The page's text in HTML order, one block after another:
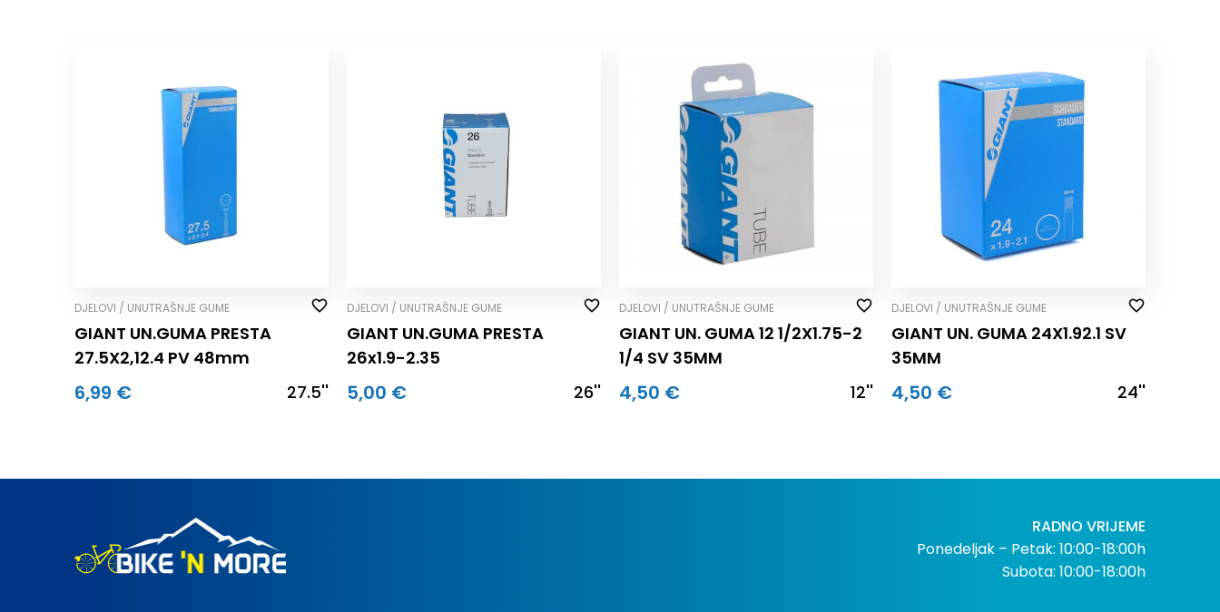
DJELOVI / UNUTRAŠNJE GUME
GIANT UN.GUMA PRESTA
27.5X2,12.4 PV 48mm
6,99 € 27.5''
DJELOVI / UNUTRAŠNJE GUME
GIANT UN.GUMA PRESTA
26x1.9-2.35
5,00 € 26''
DJELOVI / UNUTRAŠNJE GUME
GIANT UN. GUMA 12 1/2X1.75-2
1/4 SV 35MM
4,50 € 12''
DJELOVI / UNUTRAŠNJE GUME
GIANT UN. GUMA 24X1.92.1 SV
35MM
4,50 € 24''
RADNO VRIJEME
Ponedeljak – Petak: 10:00-18:00h
Subota: 10:00-18:00h